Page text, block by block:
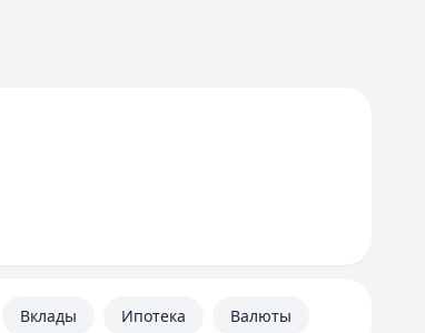
Вклады Ипотека Валюты